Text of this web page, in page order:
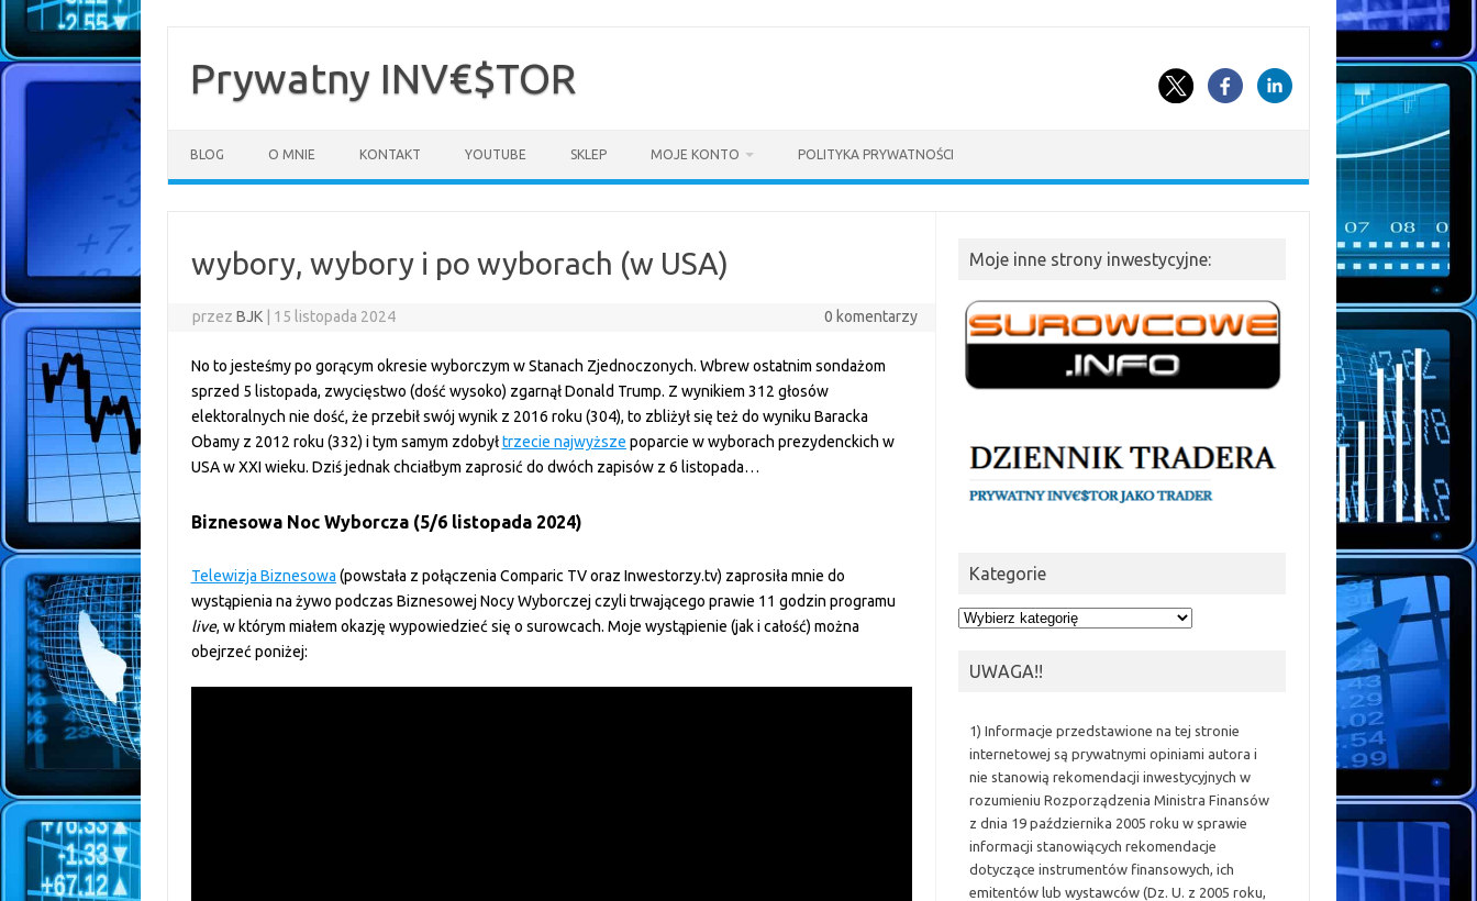
treściPrywatny INV€$TOR
BLOG O MNIE KONTAKT YOUTUBE SKLEP MOJE KONTO POLITYKA PRYWATNOŚCI
wybory, wybory i po wyborach (w USA)
przezBJK 15 listopada 2024 0 komentarzy
No to jesteśmy po gorącym okresie wyborczym w Stanach Zjednoczonych. Wbrew ostatnim sondażom
sprzed 5 listopada, zwycięstwo (dość wysoko) zgarnął Donald Trump. Z wynikiem 312 głosów
elektoralnych nie dość, że przebił swój wynik z 2016 roku (304), to zbliżył się też do wyniku Baracka
Obamy z 2012 roku (332) i tym samym zdobyłtrzecie najwyższe poparcie w wyborach prezydenckich w
USA w XXI wieku. Dziś jednak chciałbym zaprosić do dwóch zapisów z 6 listopada…
Biznesowa Noc Wyborcza (5/6 listopada 2024)
Telewizja Biznesowa (powstała z połączenia Comparic TV oraz Inwestorzy.tv) zaprosiła mnie do
wystąpienia na żywo podczas Biznesowej Nocy Wyborczej czyli trwającego prawie 11 godzin programu
live, w którym miałem okazję wypowiedzieć się o surowcach. Moje wystąpienie (jak i całość) można
obejrzeć poniżej:
Moje inne strony inwestycyjne:
Kategorie
Kategorie
UWAGA!!
1) Informacje przedstawione na tej stronie
internetowej są prywatnymi opiniami autora i
nie stanowią rekomendacji inwestycyjnych w
rozumieniu Rozporządzenia Ministra Finansów
z dnia 19 października 2005 roku w sprawie
informacji stanowiących rekomendacje
dotyczące instrumentów finansowych, ich
emitentów lub wystawców (Dz. U. z 2005 roku,